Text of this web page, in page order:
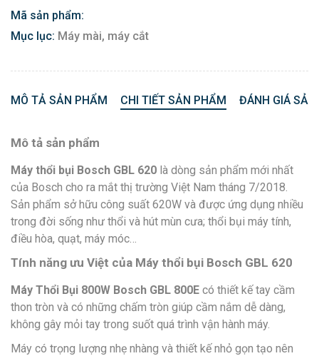
Mã sản phẩm:
Mục lục: Máy mài, máy cắt
MÔ TẢ SẢN PHẨM CHI TIẾT SẢN PHẨM ĐÁNH GIÁ
Mô tả sản phẩm
Máy thổi bụi Bosch GBL 620 là dòng sản phẩm mới nhất
của Bosch cho ra mắt thị trường Việt Nam tháng 7/2018.
Sản phẩm sở hữu công suất 620W và được ứng dụng nhiều
trong đời sống như thổi và hút mùn cưa; thổi bụi máy tính,
điều hòa, quạt, máy móc…
Tính năng ưu Việt của Máy thổi bụi Bosch GBL 620
Máy Thổi Bụi 800W Bosch GBL 800E có thiết kế tay cầm
thon tròn và có những chấm tròn giúp cầm nắm dễ dàng,
không gây mỏi tay trong suốt quá trình vận hành máy.
Máy có trọng lượng nhẹ nhàng và thiết kế nhỏ gọn tạo nên